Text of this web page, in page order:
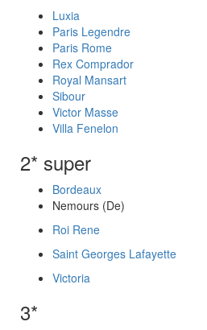
Luxia
Paris Legendre
Paris Rome
Rex Comprador
Royal Mansart
Sibour
Victor Masse
Villa Fenelon
2* super
Bordeaux
Nemours (De)
Roi Rene
Saint Georges Lafayette
Victoria
3*